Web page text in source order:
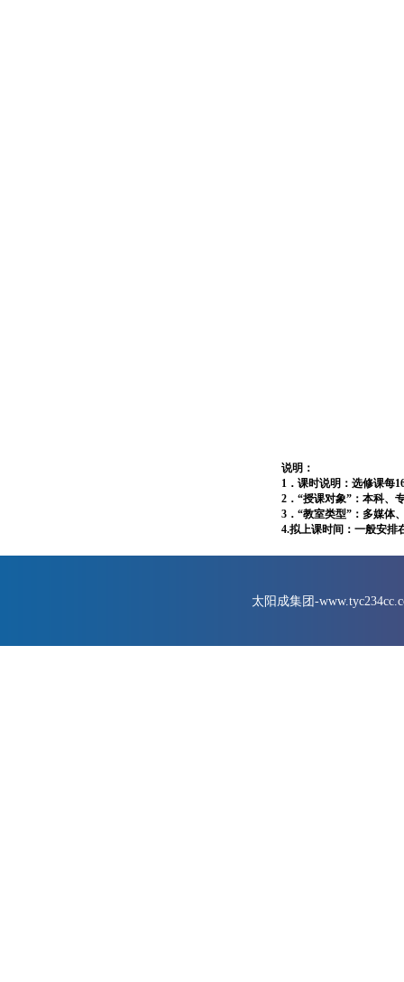
说明：
1 ．课时说明：选修课每
2 ．“授课对象”：本科、
3 ．“教室类型”：多媒体
4.拟上课时间：一般安排
太阳成集团-